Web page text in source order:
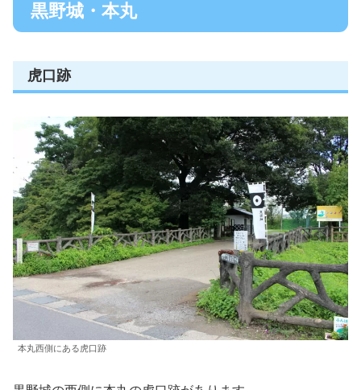
黒野城・本丸
虎口跡
本丸西側にある虎口跡